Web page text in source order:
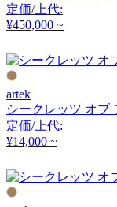
AZUMAYA
B-LINE
ビーライン
定価/上代:
¥450,000 ~
artek
シークレッツ オブ
定価/上代:
¥14,000 ~